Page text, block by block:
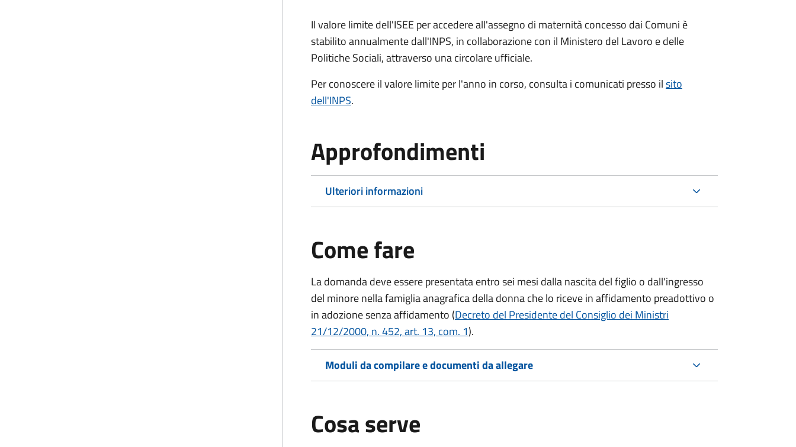
Il valore limite dell'ISEE per accedere all'assegno di maternità concesso dai Comuni è
stabilito annualmente dall'INPS, in collaborazione con il Ministero del Lavoro e delle
Politiche Sociali, attraverso una circolare ufficiale.
Per conoscere il valore limite per l'anno in corso, consulta i comunicati presso ilsito
dell'INPS.
Approfondimenti
Ulteriori informazioni
Come fare
La domanda deve essere presentataentro sei mesi dalla nascita del figlio o dall'ingresso
del minore nella famiglia anagrafica della donna che lo riceve in affidamento preadottivo o
in adozione senza affidamento (Decreto del Presidente del Consiglio dei Ministri
21/12/2000, n. 452, art. 13, com. 1).
Moduli da compilare e documenti da allegare
Cosa serve